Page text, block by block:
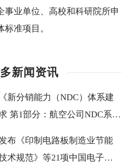
事业单位、高校和科研院所申
准项目。
新闻资讯
新分销能力（NDC）体系建
第1部分：航空公司NDC系
布《印制电路板制造业节能
术规范》等21项中国电子学